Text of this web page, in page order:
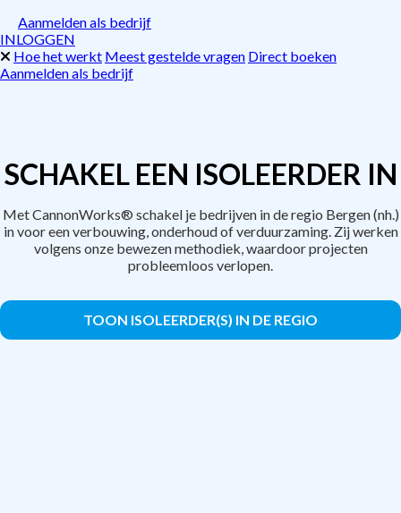
Aanmelden als bedrijf
INLOGGEN
Hoe het werkt Meest gestelde vragen Direct boeken
Aanmelden als bedrijf
SCHAKEL EEN ISOLEERDER IN
Met CannonWorks® schakel je bedrijven in de regio Bergen (nh.)
in voor een verbouwing, onderhoud of verduurzaming. Zij werken
volgens onze bewezen methodiek, waardoor projecten
probleemloos verlopen.
TOON ISOLEERDER(S) IN DE REGIO